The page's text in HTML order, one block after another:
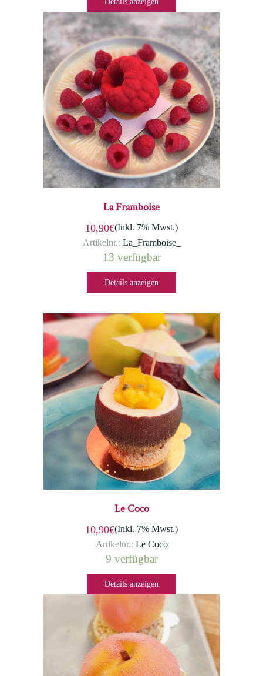
La Framboise
10,90€(Inkl. 7% Mwst.)
Artikelnr.: La_Framboise_
13 verfügbar
Details anzeigen
Le Coco
10,90€(Inkl. 7% Mwst.)
Artikelnr.: Le Coco
9 verfügbar
Details anzeigen